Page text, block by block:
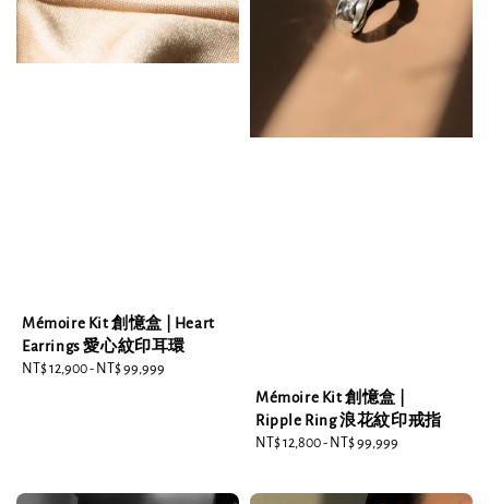
Mémoire Kit 創憶盒 | Heart
Earrings 愛心紋印耳環
Regular
NT$ 12,900- NT$ 99,999
Mémoire Kit 創憶盒 |
Ripple Ring 浪花紋印戒指
Regular
NT$ 12,800- NT$ 99,999